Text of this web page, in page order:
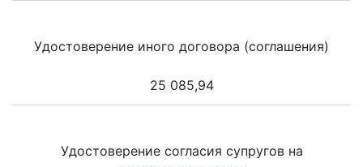
Удостоверение иного договора (соглашения)
25 085,94
Удостоверение согласия супругов на